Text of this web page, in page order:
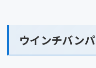
ウインチバン